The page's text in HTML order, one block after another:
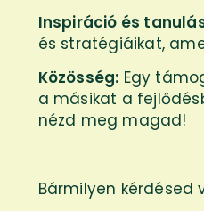
Inspiráció és
és stratégiáikat,
Közösség: Egy
a másikat a
nézd meg magad!
Bármilyen kérdésed